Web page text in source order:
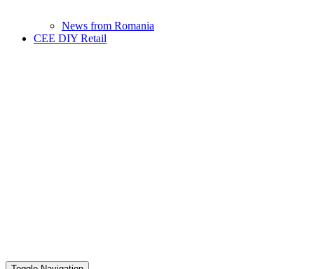
News from Romania
CEE DIY Retail